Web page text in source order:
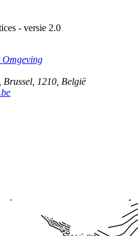
- versie 2.0
Omgeving
Brussel 1210 België